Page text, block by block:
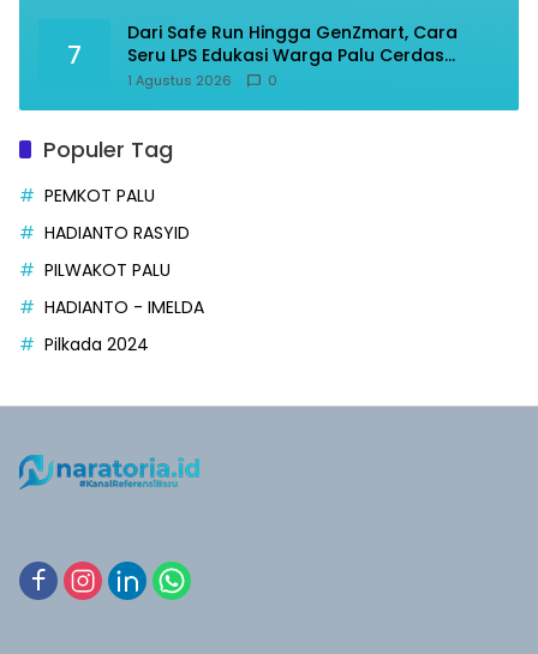
7
Dari Safe Run Hingga GenZmart, Cara
Seru LPS Edukasi Warga Palu Cerdas
Finansial
1 Agustus 2026 0
Populer Tag
PEMKOT PALU
HADIANTO RASYID
PILWAKOT PALU
HADIANTO - IMELDA
Pilkada 2024